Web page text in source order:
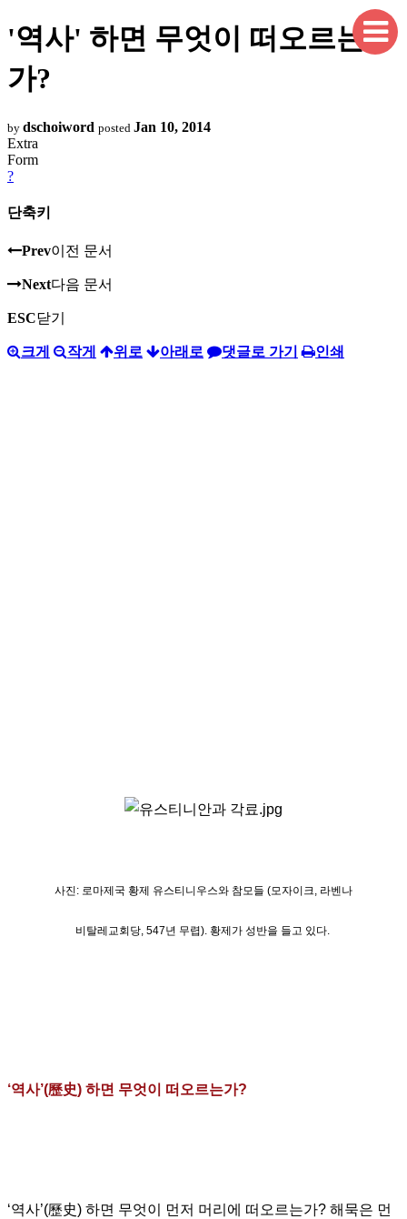
'역사' 하면 무엇이 떠오르는
가?
by dschoiword posted Jan 10, 2014
Extra
Form
?
단축키
Prev이전 문서
Next다음 문서
ESC닫기
크게 작게 위로 아래로 댓글로 가기 인쇄
사진: 로마제국 황제 유스티니우스와 참모들 (모자이크, 라벤나
비탈레교회당, 547년 무렵). 황제가 성반을 들고 있다.
‘역사’(歷史) 하면 무엇이 떠오르는가?
‘역사’(歷史) 하면 무엇이 먼저 머리에 떠오르는가? 해묵은 먼